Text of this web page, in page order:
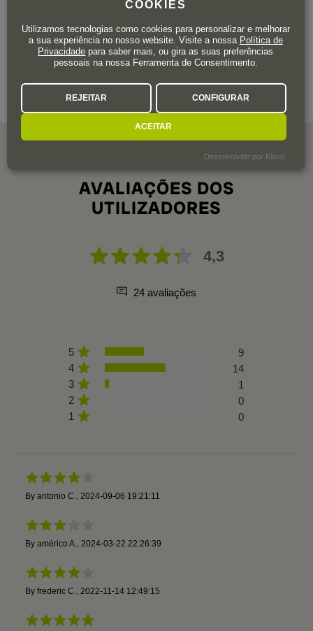
a filosofia da sua casa. A mesma que, juntamente com a
autenticidade e a simplicidade, os levou a conquistar um nome
em champagne.
SOBRE A ADEGA
AVALIAÇÕES DOS
UTILIZADORES
4,3
24 avaliações
5
9
4
14
3
1
2
0
1
0
By antonio C. 2024-09-06 19:21:11
By américo A. 2024-03-22 22:26:39
By frederic C. 2022-11-14 12:49:15
COOKIES
Utilizamos tecnologias como cookies para personalizar e melhorar
a sua experiência no nosso website. Visite a nossa Política de
Privacidade para saber mais, ou gira as suas preferências
pessoais na nossa Ferramenta de Consentimento.
REJEITAR CONFIGURAR
ACEITAR
Desenvolvido por Klaro!